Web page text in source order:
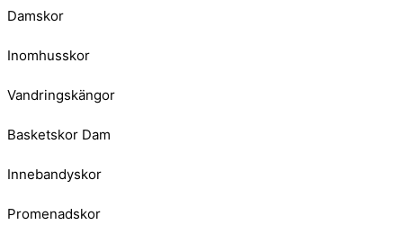
Damskor
Inomhusskor
Vandringskängor
Basketskor Dam
Innebandyskor
Promenadskor